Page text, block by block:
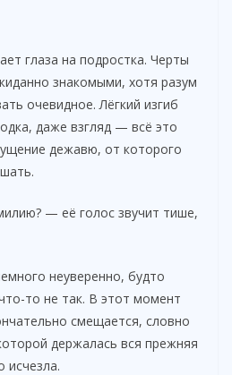
глаза на подростка. Черты
знакомыми, хотя разум
очевидное. Лёгкий изгиб
даже взгляд — всё это
дежавю, от которого
— её голос звучит тише,
неуверенно, будто
то не так. В этот момент
смещается, словно
держалась вся прежняя
исчезла.